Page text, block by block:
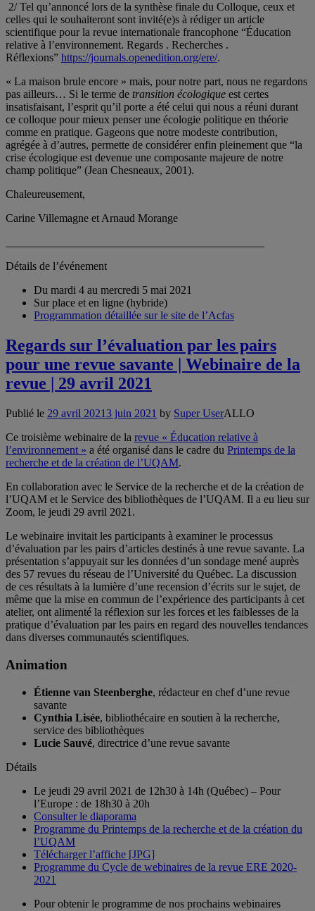
2/ Tel qu’annoncé lors de la synthèse finale du Colloque, ceux et
celles qui le souhaiteront sont invité(e)s à rédiger un article
scientifique pour la revue internationale francophone “Éducation
relative à l’environnement. Regards . Recherches .
Réflexions” https://journals.openedition.org/ere/.
« La maison brule encore » mais, pour notre part, nous ne regardons
pas ailleurs… Si le terme de transition écologique est certes
insatisfaisant, l’esprit qu’il porte a été celui qui nous a réuni durant
ce colloque pour mieux penser une écologie politique en théorie
comme en pratique. Gageons que notre modeste contribution,
agrégée à d’autres, permette de considérer enfin pleinement que “la
crise écologique est devenue une composante majeure de notre
champ politique” (Jean Chesneaux, 2001).
Chaleureusement,
Carine Villemagne et Arnaud Morange
Détails de l’événement
Du mardi 4 au mercredi 5 mai 2021
Sur place et en ligne (hybride)
Programmation détaillée sur le site de l’Acfas
Regards sur l’évaluation par les pairs
pour une revue savante | Webinaire de la
revue | 29 avril 2021
Publié le 29 avril 20213 juin 2021 by Super UserALLO
Ce troisième webinaire de la revue « Éducation relative à
l’environnement » a été organisé dans le cadre du Printemps de la
recherche et de la création de l’UQAM.
En collaboration avec le Service de la recherche et de la création de
l’UQAM et le Service des bibliothèques de l’UQAM. Il a eu lieu sur
Zoom, le jeudi 29 avril 2021.
Le webinaire invitait les participants à examiner le processus
d’évaluation par les pairs d’articles destinés à une revue savante. La
présentation s’appuyait sur les données d’un sondage mené auprès
des 57 revues du réseau de l’Université du Québec. La discussion
de ces résultats à la lumière d’une recension d’écrits sur le sujet, de
même que la mise en commun de l’expérience des participants à cet
atelier, ont alimenté la réflexion sur les forces et les faiblesses de la
pratique d’évaluation par les pairs en regard des nouvelles tendances
dans diverses communautés scientifiques.
Animation
Étienne van Steenberghe, rédacteur en chef d’une revue
savante
Cynthia Lisée, bibliothécaire en soutien à la recherche,
service des bibliothèques
Lucie Sauvé, directrice d’une revue savante
Détails
Le jeudi 29 avril 2021 de 12h30 à 14h (Québec) – Pour
l’Europe : de 18h30 à 20h
Consulter le diaporama
Programme du Printemps de la recherche et de la création du
l’UQAM
Télécharger l’affiche [JPG]
Programme du Cycle de webinaires de la revue ERE 2020-
2021
Pour obtenir le programme de nos prochains webinaires